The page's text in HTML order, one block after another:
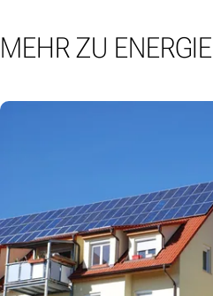
MEHR ZU ENERGIE